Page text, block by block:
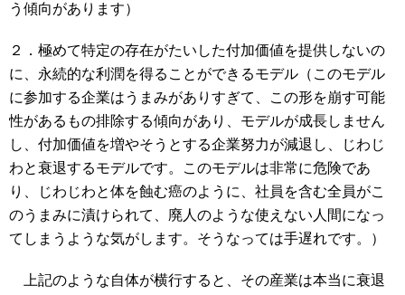
う傾向があります）
２．極めて特定の存在がたいした付加価値を提供しないの
に、永続的な利潤を得ることができるモデル（このモデル
に参加する企業はうまみがありすぎて、この形を崩す可能
性があるもの排除する傾向があり、モデルが成長しません
し、付加価値を増やそうとする企業努力が減退し、じわじ
わと衰退するモデルです。このモデルは非常に危険であ
り、じわじわと体を蝕む癌のように、社員を含む全員がこ
のうまみに漬けられて、廃人のような使えない人間になっ
てしまうような気がします。そうなっては手遅れです。）
上記のような自体が横行すると、その産業は本当に衰退